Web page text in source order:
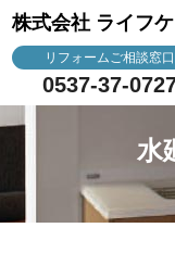
株式会社 ライフ
リフォームご相談窓口
0537-37-
水